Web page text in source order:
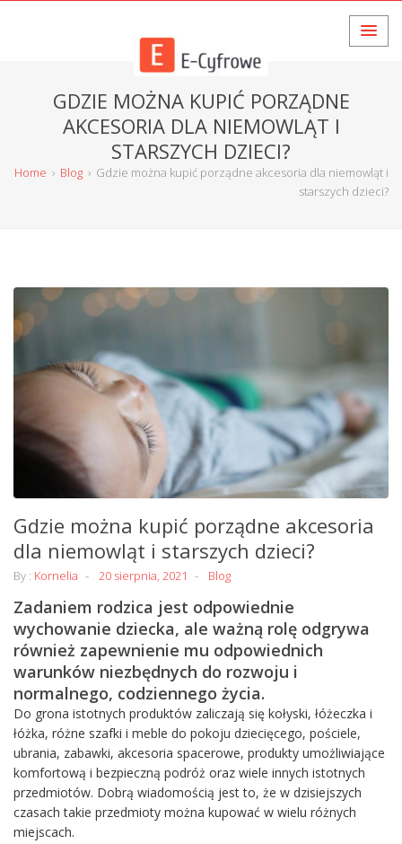
GDZIE MOŻNA KUPIĆ PORZĄDNE
AKCESORIA DLA NIEMOWLĄT I
STARSZYCH DZIECI?
Home › Blog › Gdzie można kupić porządne akcesoria dla niemowląt i
starszych dzieci?
Gdzie można kupić porządne akcesoria
dla niemowląt i starszych dzieci?
By : Kornelia 20 sierpnia, 2021 Blog
Zadaniem rodzica jest odpowiednie
wychowanie dziecka, ale ważną rolę odgrywa
również zapewnienie mu odpowiednich
warunków niezbędnych do rozwoju i
normalnego, codziennego życia.
Do grona istotnych produktów zaliczają się kołyski, łóżeczka i
łóżka, różne szafki i meble do pokoju dziecięcego, pościele,
ubrania, zabawki, akcesoria spacerowe, produkty umożliwiające
komfortową i bezpieczną podróż oraz wiele innych istotnych
przedmiotów. Dobrą wiadomością jest to, że w dzisiejszych
czasach takie przedmioty można kupować w wielu różnych
miejscach.